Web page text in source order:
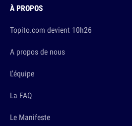
À PROPOS
Topito.com devient 10h26
A propos de nous
L'équipe
La FAQ
Le Manifeste